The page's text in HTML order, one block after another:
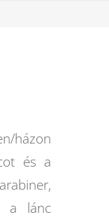
házon
és a
a lánc